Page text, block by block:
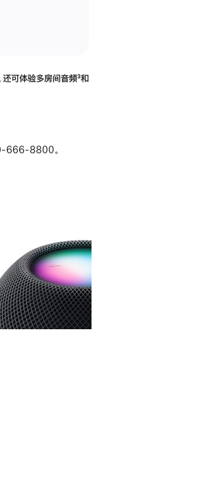
还可体验多‍房‍间音频脚
³和
666-8800。
图库 图像 5